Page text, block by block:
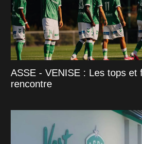
ASSE - VENISE : Les tops et
rencontre